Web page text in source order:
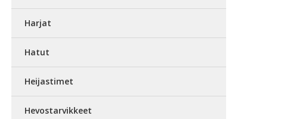
Harjat
Hatut
Heijastimet
Hevostarvikkeet